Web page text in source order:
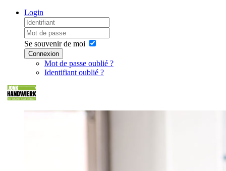
Login
Se souvenir de moi
Connexion
Mot de passe oublié ?
Identifiant oublié ?